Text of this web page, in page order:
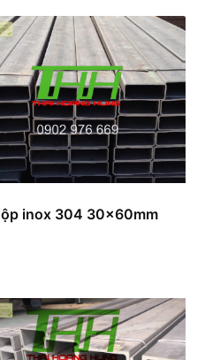
inox 304 30x60mm